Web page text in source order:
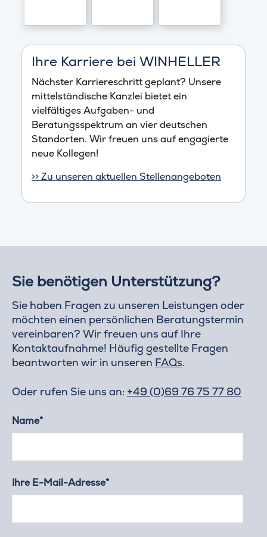
Ihre Karriere bei WINHELLER
Nächster Karriereschritt geplant? Unsere
mittelständische Kanzlei bietet ein
vielfältiges Aufgaben- und
Beratungsspektrum an vier deutschen
Standorten. Wir freuen uns auf engagierte
neue Kollegen!
>> Zu unseren aktuellen Stellenangeboten
Sie benötigen Unterstützung?
Sie haben Fragen zu unseren Leistungen oder
möchten einen persönlichen Beratungstermin
vereinbaren? Wir freuen uns auf Ihre
Kontaktaufnahme! Häufig gestellte Fragen
beantworten wir in unseren FAQs.
Oder rufen Sie uns an: +49 (0)69 76 75 77 80
Name*
Ihre E-Mail-Adresse*